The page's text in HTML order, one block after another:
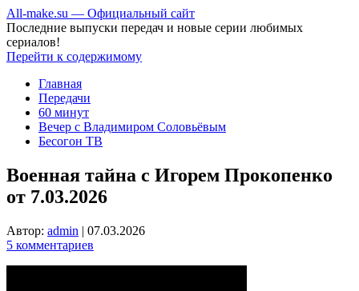
All-make.su — Официальный сайт
Последние выпуски передач и новые серии любимых
сериалов!
Перейти к содержимому
Главная
Передачи
60 минут
Вечер с Владимиром Соловьёвым
Бесогон ТВ
Военная тайна с Игорем Прокопенко
от 7.03.2026
Автор: admin | 07.03.2026
5 комментариев